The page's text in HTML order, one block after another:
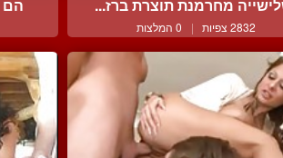
מחרמנת תוצרת ברז...
2832 צפיות | 0 המלצות
הם